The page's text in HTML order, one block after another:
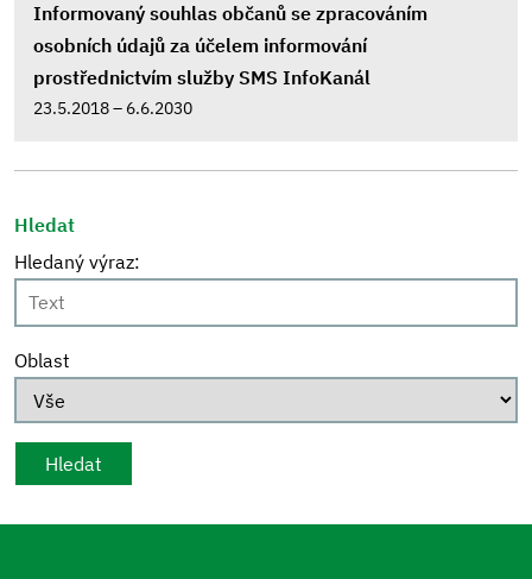
Informovaný souhlas občanů se zpracováním
osobních údajů za účelem informování
prostřednictvím služby SMS InfoKanál
23.5.2018 – 6.6.2030
Hledat
Hledaný výraz:
Oblast